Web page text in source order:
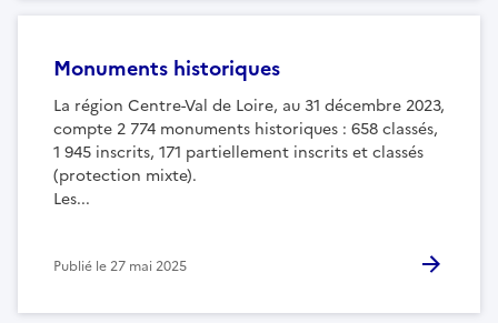
Monuments historiques
La région Centre-Val de Loire, au 31 décembre 2023,
compte 2 774 monuments historiques : 658 classés,
1 945 inscrits, 171 partiellement inscrits et classés
(protection mixte).
Les...
Publié le27 mai 2025